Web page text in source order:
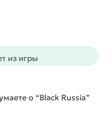
из игры
о “Black Russia”